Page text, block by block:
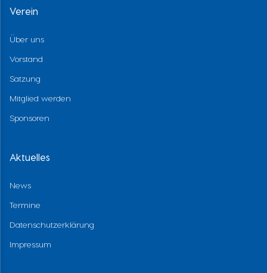
Verein
Über uns
Vorstand
Satzung
Mitglied werden
Sponsoren
Aktuelles
News
Termine
Datenschutzerklärung
Impressum